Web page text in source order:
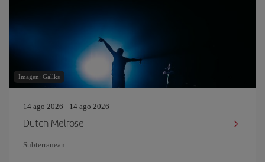
Imagen: Gallks
14 ago 2026 - 14 ago 2026
Dutch Melrose
Subterranean